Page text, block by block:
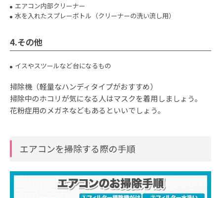
エアコン内部クリーナー
水を入れたスプレーボトル（クリーナーの洗い流し用）
4.その他
イスやスツールなど台になるもの
掃除機（軽量なハンディタイプがおすすめ）
掃除中のホコリが気になる人はマスクを着用しましょう。
花粉症用のメガネなどもあるといいでしょう。
エアコンを掃除する際の手順